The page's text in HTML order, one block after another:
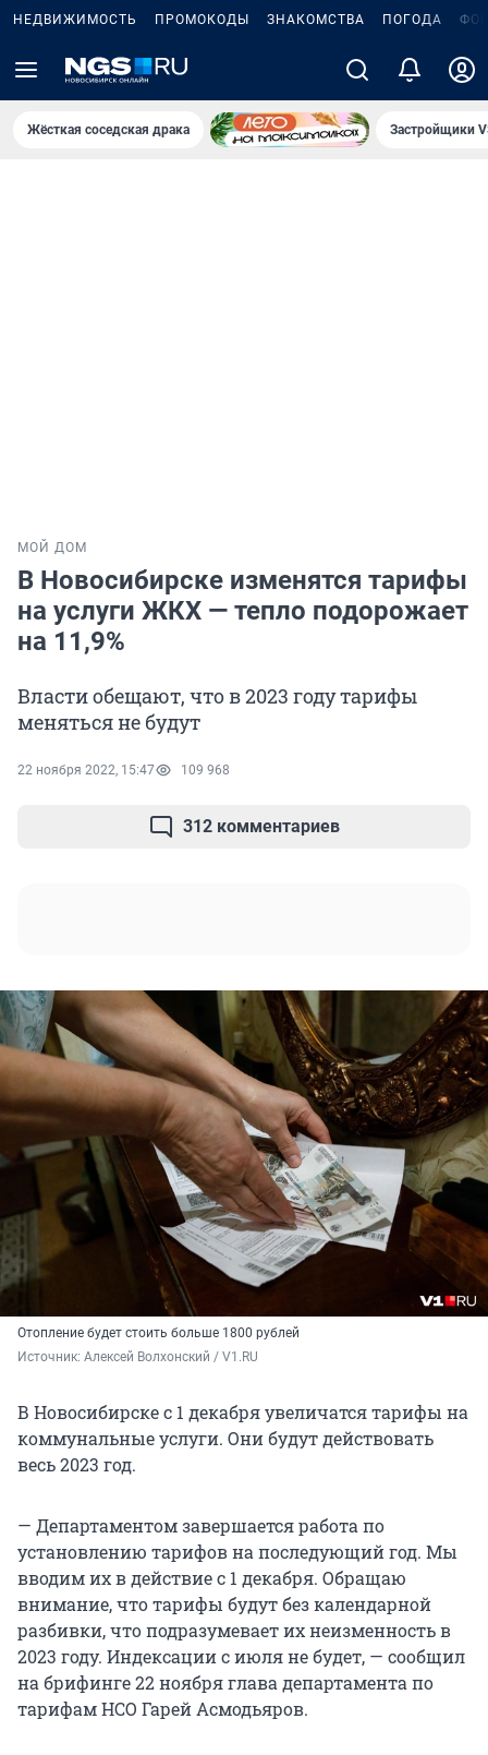
НЕДВИЖИМОСТЬ ПРОМОКОДЫ ЗНАКОМСТВА ПОГОДА
Жёсткая соседская драка Застройщики
МОЙ ДОМ
В Новосибирске изменятся тарифы
на услуги ЖКХ — тепло подорожает
на 11,9%
Власти обещают, что в 2023 году тарифы
меняться не будут
22 ноября 2022, 15:47 109 968
312 комментариев
Отопление будет стоить больше 1800 рублей
Источник: Алексей Волхонский / V1.RU
В Новосибирске с 1 декабря увеличатся тарифы на
коммунальные услуги. Они будут действовать
весь 2023 год.
— Департаментом завершается работа по
установлению тарифов на последующий год. Мы
вводим их в действие с 1 декабря. Обращаю
внимание, что тарифы будут без календарной
разбивки, что подразумевает их неизменность в
2023 году. Индексации с июля не будет, — сообщил
на брифинге 22 ноября глава департамента по
тарифам НСО Гарей Асмодьяров.